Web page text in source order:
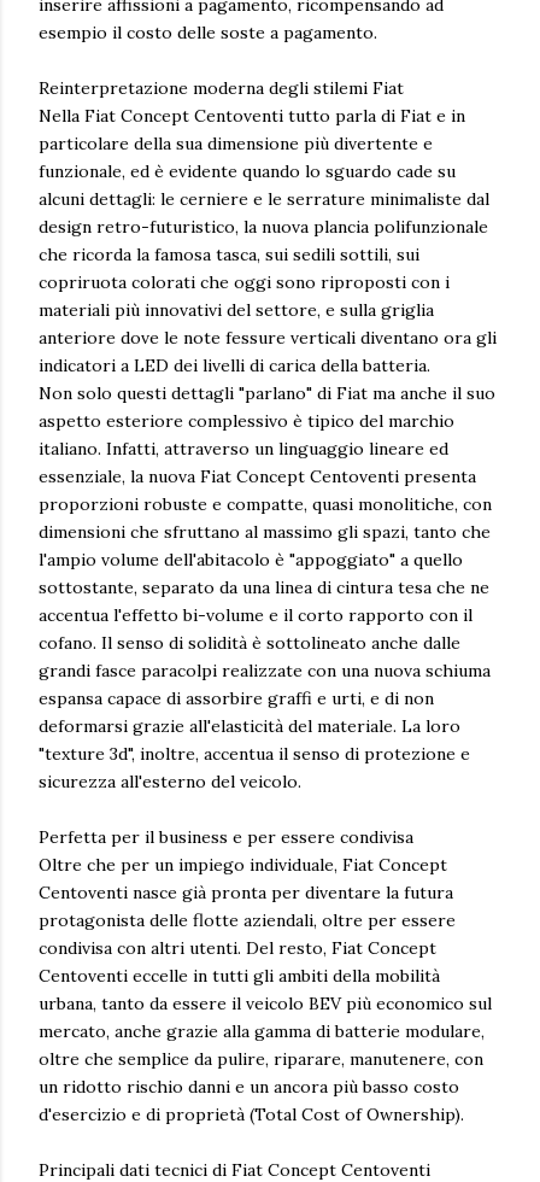
inserire affissioni a pagamento, ricompensando ad
esempio il costo delle soste a pagamento.
Reinterpretazione moderna degli stilemi Fiat
Nella Fiat Concept Centoventi tutto parla di Fiat e in
particolare della sua dimensione più divertente e
funzionale, ed è evidente quando lo sguardo cade su
alcuni dettagli: le cerniere e le serrature minimaliste dal
design retro-futuristico, la nuova plancia polifunzionale
che ricorda la famosa tasca, sui sedili sottili, sui
copriruota colorati che oggi sono riproposti con i
materiali più innovativi del settore, e sulla griglia
anteriore dove le note fessure verticali diventano ora gli
indicatori a LED dei livelli di carica della batteria.
Non solo questi dettagli "parlano" di Fiat ma anche il suo
aspetto esteriore complessivo è tipico del marchio
italiano. Infatti, attraverso un linguaggio lineare ed
essenziale, la nuova Fiat Concept Centoventi presenta
proporzioni robuste e compatte, quasi monolitiche, con
dimensioni che sfruttano al massimo gli spazi, tanto che
l'ampio volume dell'abitacolo è "appoggiato" a quello
sottostante, separato da una linea di cintura tesa che ne
accentua l'effetto bi-volume e il corto rapporto con il
cofano. Il senso di solidità è sottolineato anche dalle
grandi fasce paracolpi realizzate con una nuova schiuma
espansa capace di assorbire graffi e urti, e di non
deformarsi grazie all'elasticità del materiale. La loro
"texture 3d", inoltre, accentua il senso di protezione e
sicurezza all'esterno del veicolo.
Perfetta per il business e per essere condivisa
Oltre che per un impiego individuale, Fiat Concept
Centoventi nasce già pronta per diventare la futura
protagonista delle flotte aziendali, oltre per essere
condivisa con altri utenti. Del resto, Fiat Concept
Centoventi eccelle in tutti gli ambiti della mobilità
urbana, tanto da essere il veicolo BEV più economico sul
mercato, anche grazie alla gamma di batterie modulare,
oltre che semplice da pulire, riparare, manutenere, con
un ridotto rischio danni e un ancora più basso costo
d'esercizio e di proprietà (Total Cost of Ownership).
Principali dati tecnici di Fiat Concept Centoventi